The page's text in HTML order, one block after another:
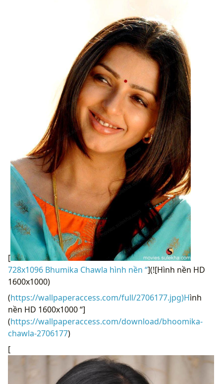
[
728x1096 Bhumika Chawla hình nền “](![Hình nền HD
1600x1000)
(https://wallpaperaccess.com/full/2706177.jpg)Hình
nền HD 1600x1000 “]
(https://wallpaperaccess.com/download/bhoomika-
chawla-2706177)
[